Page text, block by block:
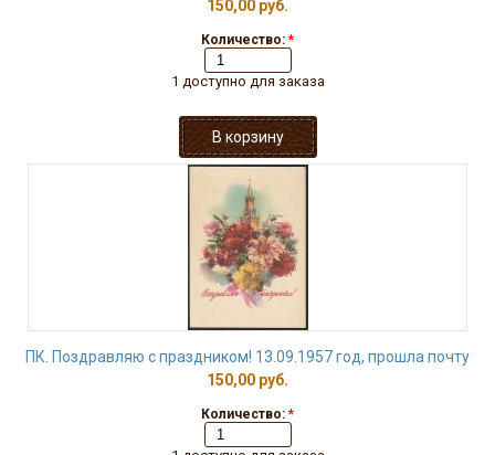
150,00 руб.
Количество: *
1 доступно для заказа
ПК. Поздравляю с праздником! 13.09.1957 год, прошла почту
150,00 руб.
Количество: *